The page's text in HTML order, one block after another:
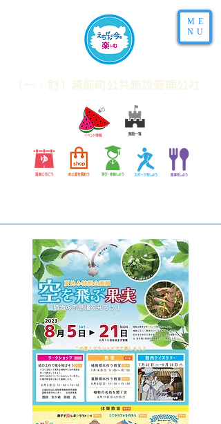
​（一・財）越前町公共施設管理公社
ME
NU